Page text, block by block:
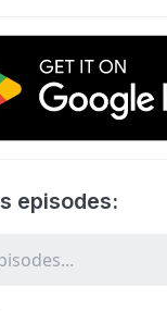
episodes: